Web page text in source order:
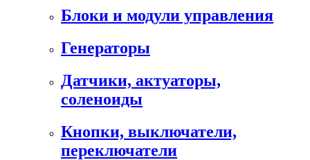
Блоки и модули управления
Генераторы
Датчики, актуаторы,
соленоиды
Кнопки, выключатели,
переключатели